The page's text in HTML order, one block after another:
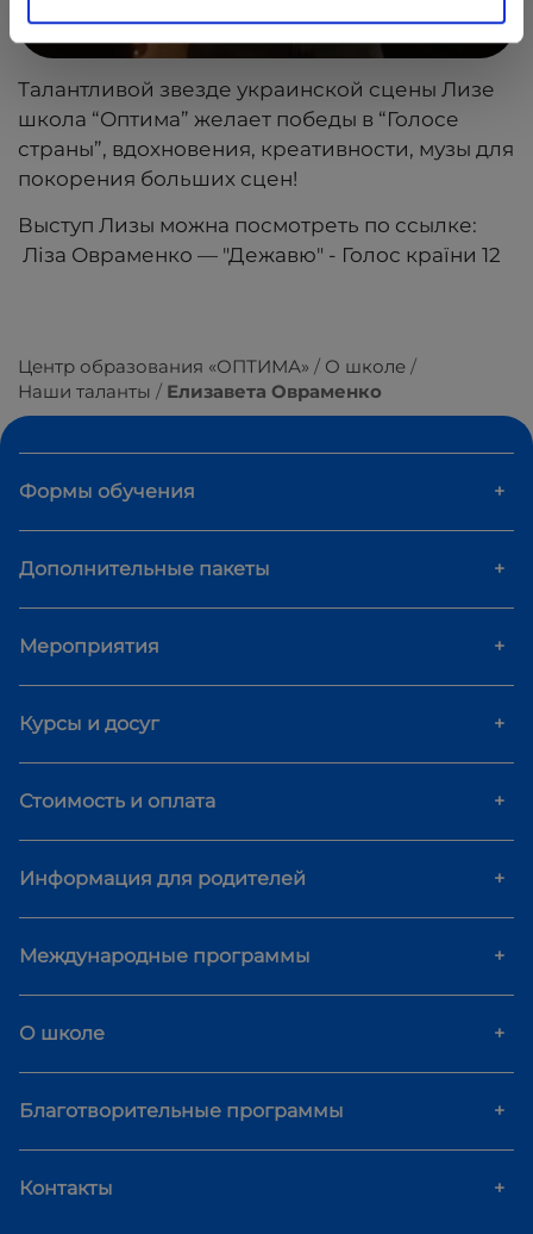
Талантливой звезде украинской сцены Лизе
школа “Оптима” желает победы в “Голосе
страны”, вдохновения, креативности, музы для
покорения больших сцен!
Выступ Лизы можна посмотреть по ссылке:
Ліза Овраменко — "Дежавю" - Голос країни 12
Центр образования «ОПТИМА»
О школе
Наши таланты
Елизавета Овраменко
Формы обучения +
Дополнительные пакеты +
Мероприятия +
Курсы и досуг +
Стоимость и оплата +
Информация для родителей +
Международные программы +
О школе +
Благотворительные программы +
Контакты +